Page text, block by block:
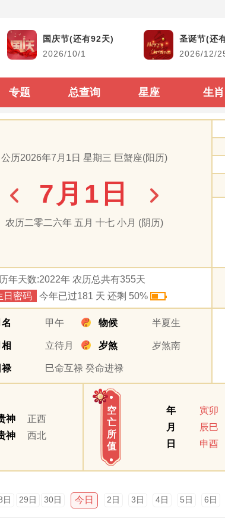
黄道吉日
结婚吉日
搬家吉日
开市吉日
装修吉日
动土吉日
生活查询
生男生女查询
古今时辰对照
阴阳历转换
二十四节气表
60甲子纳音顺序
国庆节(还有92天)
2026/10/1
圣诞节(还
2026/12/
专题 总查询 星座 生肖
公历2026年7月1日 星期三 巨蟹座(阳历)
7月1日
农历二零二六年 五月 十七 小月 (阴历)
年天数:2022年 农历总共有355天
日密码
今年已过181 天 还剩 50%
名 甲午 物候 半夏生
相 立待月 岁煞 岁煞南
禄 巳命互禄 癸命进禄
神
正西
神
西北
空
亡
所
值
年
寅卯
月
辰巳
日
申酉
日 29日 30日 今日 2日 3日 4日 5日 6日